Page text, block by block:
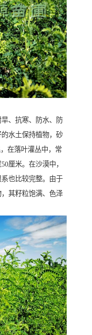
、抗寒、防水、防
水土保持植物，砂
在落叶灌丛中，常
厘米。在沙漠中，
也比较完整。由于
其籽粒饱满、色泽